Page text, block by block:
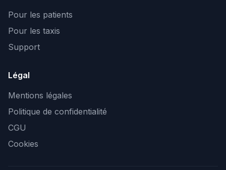
Pour les patients
Pour les taxis
Support
Légal
Mentions légales
Politique de confidentialité
CGU
Cookies